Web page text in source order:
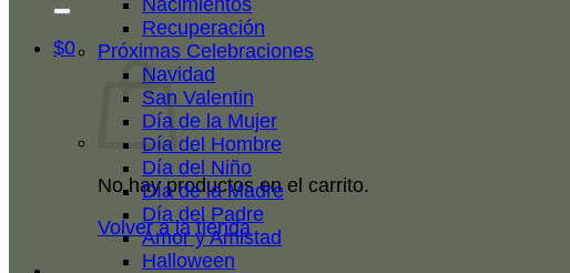
$0
No hay productos en el carrito.
Volver a la tienda
Recuperación
Próximas Celebraciones
Navidad
San Valentin
Día de la Mujer
Día del Hombre
Día del Niño
Día de la Madre
Día del Padre
Amor y Amistad
Halloween